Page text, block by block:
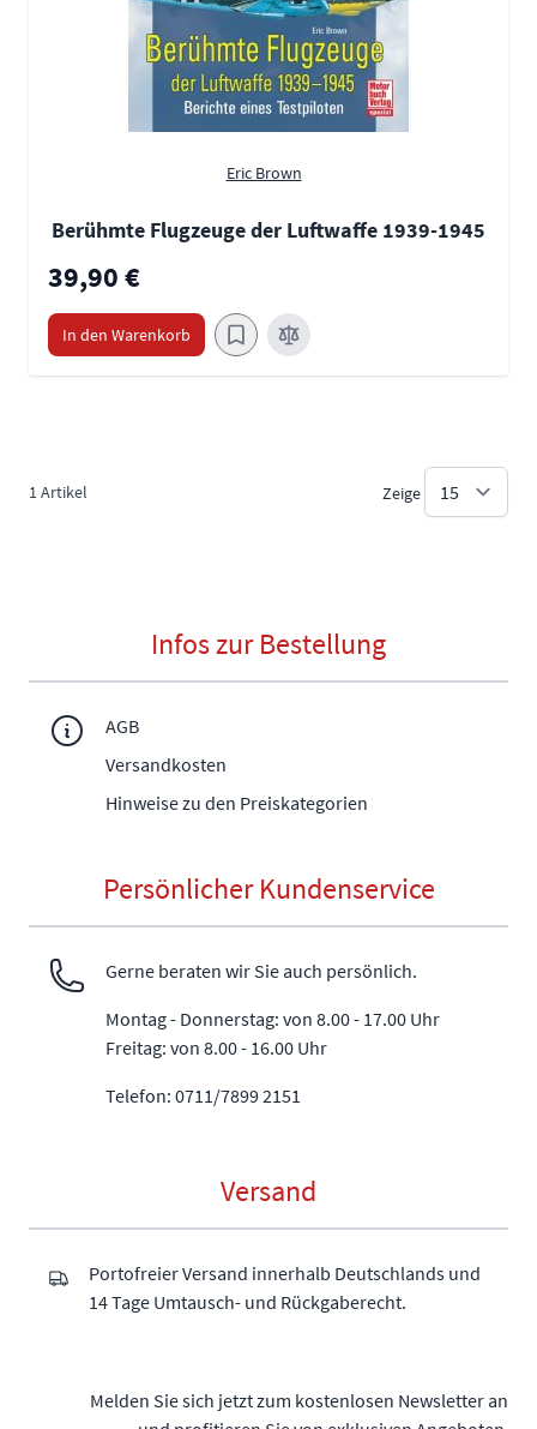
Eric Brown
Berühmte Flugzeuge der Luftwaffe 1939-1945
39,90 €
In den Warenkorb
1Artikel Zeige
Infos zur Bestellung
AGB
Versandkosten
Hinweise zu den Preiskategorien
Persönlicher Kundenservice
Gerne beraten wir Sie auch persönlich.
Montag - Donnerstag: von 8.00 - 17.00 Uhr
Freitag: von 8.00 - 16.00 Uhr
Telefon: 0711/7899 2151
Versand
Portofreier Versand innerhalb Deutschlands und
14 Tage Umtausch- und Rückgaberecht.
Melden Sie sich jetzt zum kostenlosen Newsletter an